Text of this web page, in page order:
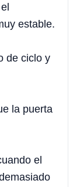
estable.
de ciclo y
la puerta
el